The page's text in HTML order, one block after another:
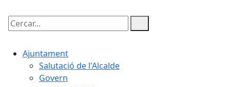
Cercar:
Ajuntament
Salutació de l'Alcalde
Govern